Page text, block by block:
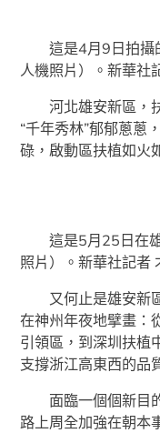
這是4月9日拍攝
人機照片）。新華社
河北雄安新區，
“千年秀林”郁郁蔥蔥
碌，啟動區扶植如火
這是5月25日在
照片）。新華社記者
又何止是雄安新
在神州年夜地擘畫：
引領區，到深圳扶植
支撐浙江高東西的品
面臨一個個新目
路上周全加強在朝本